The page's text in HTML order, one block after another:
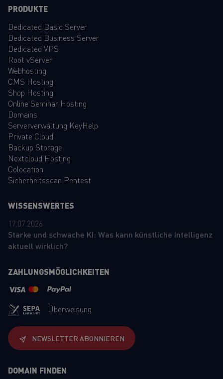
PRODUKTE
Dedicated Basic Server
Dedicated Business Server
Dedicated VPS
Root vServer
Webhosting
CMS Hosting
Shop Hosting
Online Seminar Hosting
Domains
Serververwaltung KeyHelp
Private Cloud
Backup Storage
Nextcloud Hosting
Colocation
Sicherheitsscan Pentest
WISSENSWERTES
17.07.2026
Starke und schwache KI: Was kann künstliche Intelligenz
aktuell wirklich?
ZAHLUNGSMÖGLICHKEITEN
Überweisung
NEWSLETTER ABONNIEREN
DOMAIN FINDEN